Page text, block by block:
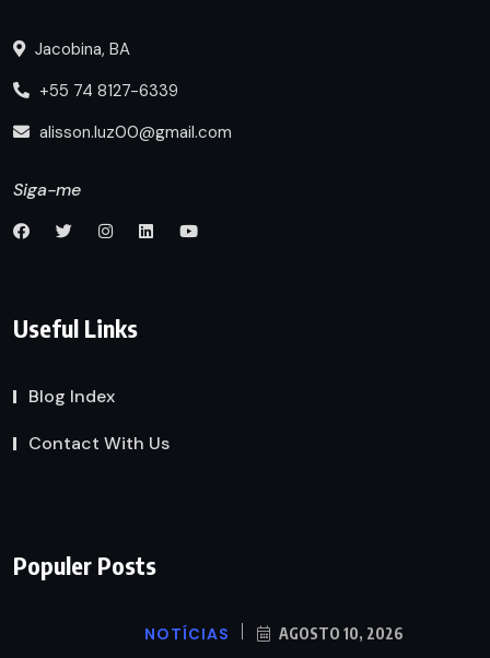
Jacobina, BA
+55 74 8127-6339
alisson.luz00@gmail.com
Siga-me
Useful Links
Blog Index
Contact With Us
Populer Posts
NOTÍCIAS AGOSTO 10, 2026